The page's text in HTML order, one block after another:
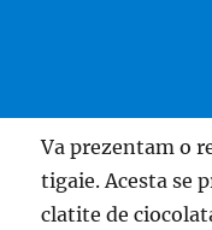
Va prezentam o
tigaie. Acesta se
clatite de